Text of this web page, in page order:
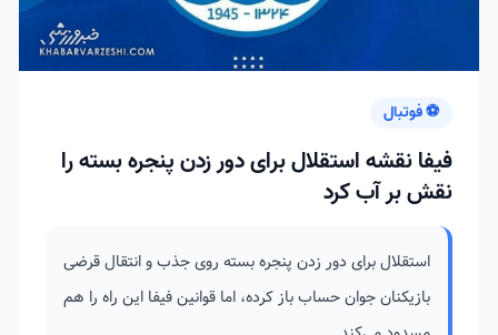
⚽ فوتبال
فیفا نقشه استقلال برای دور زدن پنجره بسته را
نقش بر آب کرد
استقلال برای دور زدن پنجره بسته روی جذب و انتقال قرضی
بازیکنان جوان حساب باز کرده، اما قوانین فیفا این راه را هم